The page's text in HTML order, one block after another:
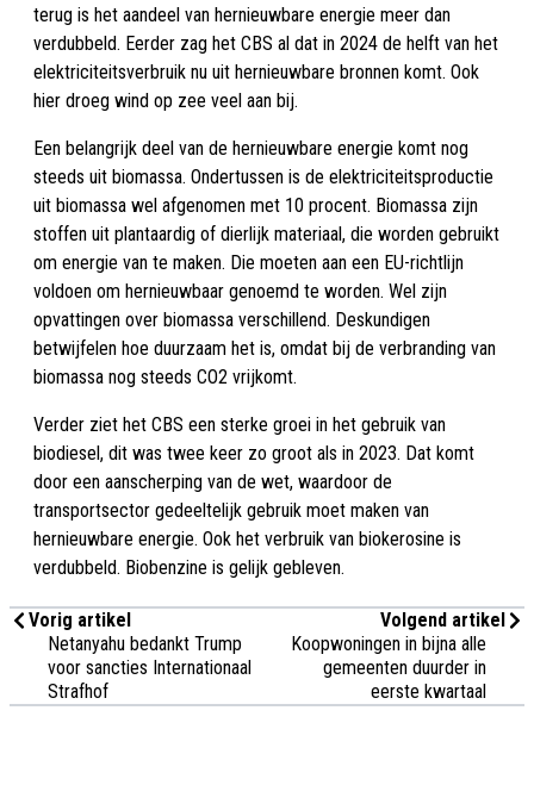
terug is het aandeel van hernieuwbare energie meer dan
verdubbeld. Eerder zag het CBS al dat in 2024 de helft van het
elektriciteitsverbruik nu uit hernieuwbare bronnen komt. Ook
hier droeg wind op zee veel aan bij.
Een belangrijk deel van de hernieuwbare energie komt nog
steeds uit biomassa. Ondertussen is de elektriciteitsproductie
uit biomassa wel afgenomen met 10 procent. Biomassa zijn
stoffen uit plantaardig of dierlijk materiaal, die worden gebruikt
om energie van te maken. Die moeten aan een EU-richtlijn
voldoen om hernieuwbaar genoemd te worden. Wel zijn
opvattingen over biomassa verschillend. Deskundigen
betwijfelen hoe duurzaam het is, omdat bij de verbranding van
biomassa nog steeds CO2 vrijkomt.
Verder ziet het CBS een sterke groei in het gebruik van
biodiesel, dit was twee keer zo groot als in 2023. Dat komt
door een aanscherping van de wet, waardoor de
transportsector gedeeltelijk gebruik moet maken van
hernieuwbare energie. Ook het verbruik van biokerosine is
verdubbeld. Biobenzine is gelijk gebleven.
Vorig artikel
Netanyahu bedankt Trump
voor sancties Internationaal
Strafhof
Volgend artikel
Koopwoningen in bijna alle
gemeenten duurder in
eerste kwartaal